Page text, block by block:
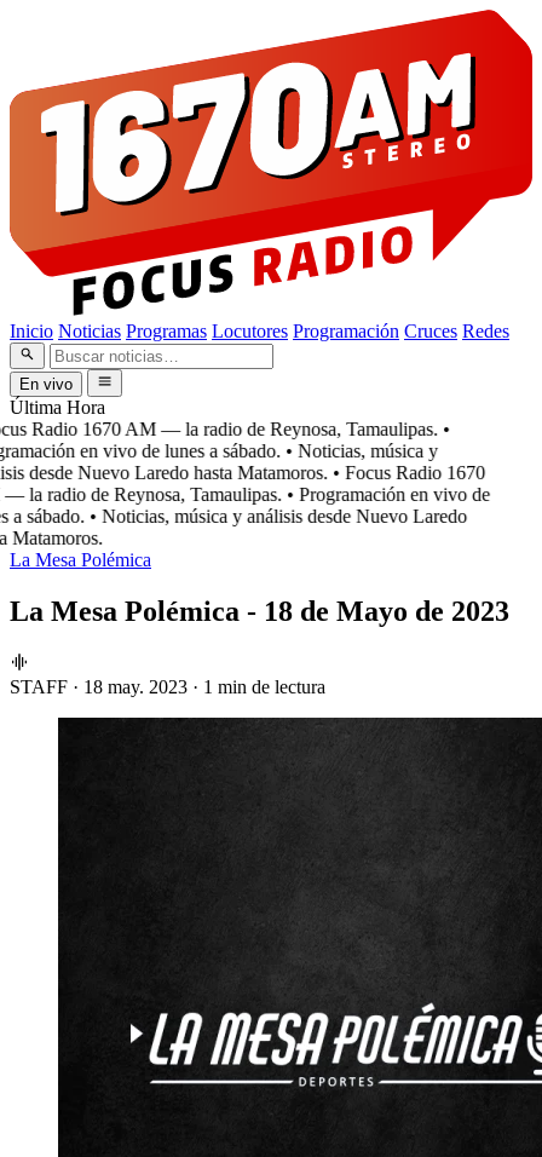
Inicio Noticias Programas Locutores Programación Cruces Redes
En vivo
Última Hora
Radio 1670 AM — la radio de Reynosa, Tamaulipas. •
en vivo de lunes a sábado. • Noticias, música y
desde Nuevo Laredo hasta Matamoros. • Focus Radio 1670
la radio de Reynosa, Tamaulipas. • Programación en vivo de
a sábado. • Noticias, música y análisis desde Nuevo Laredo
Matamoros.
La Mesa Polémica
La Mesa Polémica - 18 de Mayo de 2023
STAFF · 18 may. 2023 · 1 min de lectura